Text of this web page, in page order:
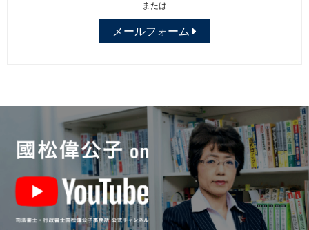
または
メールフォーム